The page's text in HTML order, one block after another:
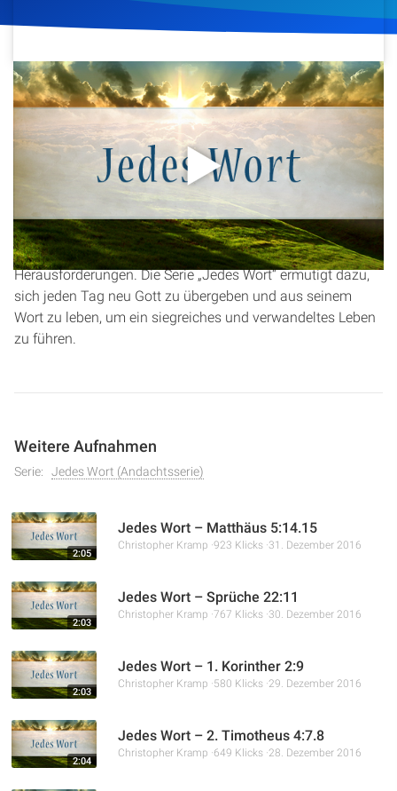
2. September 2016 327Klicks Download
Diese Andacht beleuchtet die Bedeutung, Christus in jedem
Aspekt unseres Lebens präsent zu haben. Es wird erklärt,
warum wir ihn nicht nur für die Vergebung unserer Sünden
brauchen, sondern auch für die täglichen
Herausforderungen. Die Serie „Jedes Wort“ ermutigt dazu,
sich jeden Tag neu Gott zu übergeben und aus seinem
Wort zu leben, um ein siegreiches und verwandeltes Leben
zu führen.
Weitere Aufnahmen
Serie: Jedes Wort (Andachtsserie)
2:05
Jedes Wort – Matthäus 5:14.15
Christopher Kramp 923 Klicks 31. Dezember 2016
2:03
Jedes Wort – Sprüche 22:11
Christopher Kramp 767 Klicks 30. Dezember 2016
2:03
Jedes Wort – 1. Korinther 2:9
Christopher Kramp 580 Klicks 29. Dezember 2016
2:04
Jedes Wort – 2. Timotheus 4:7.8
Christopher Kramp 649 Klicks 28. Dezember 2016
Artikel
Podcasts
Studienzentrum
Über Uns
Kontakt
Spenden